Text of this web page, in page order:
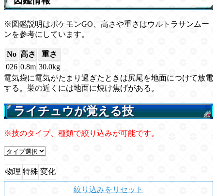
※図鑑説明はポケモンGO、高さや重さはウルトラサンムー
ンを参考にしています。
No 高さ
重さ
026 0.8m 30.0kg
電気袋に電気がたまり過ぎたときは尻尾を地面につけて放電
する。巣の近くには地面に焼け焦げがある。
ライチュウが覚える技
※技のタイプ、種類で絞り込みが可能です。
物理 特殊 変化
絞り込みをリセット